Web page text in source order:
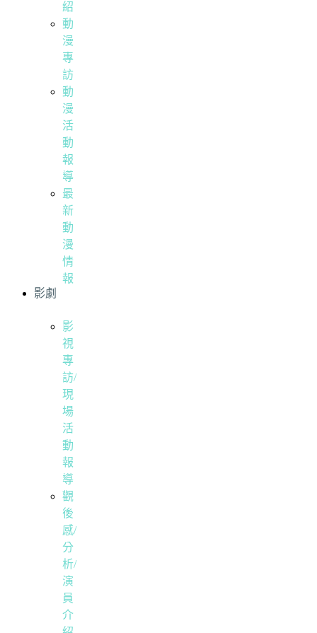
紹
動
漫
專
訪
動
漫
活
動
報
導
最
新
動
漫
情
報
影劇
影
視
專
訪/
現
場
活
動
報
導
觀
後
感/
分
析/
演
員
介